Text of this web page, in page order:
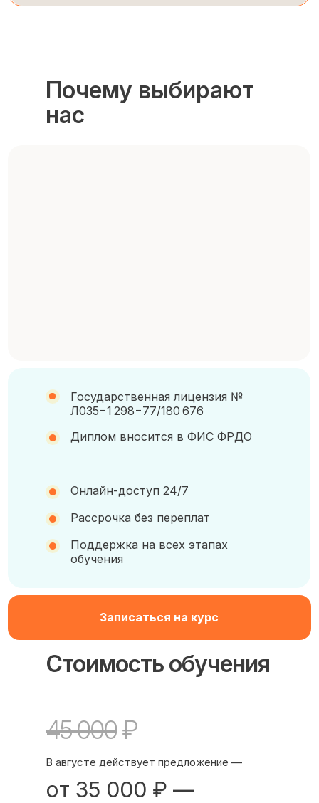
Почему выбирают
нас
Записаться на курс
Поддержка на всех этапах
обучения
Рассрочка без переплат
Онлайн-доступ 24/7
Диплом вносится в ФИС ФРДО
Государственная лицензия №
Л035−1 298−77/180 676
Стоимость обучения
45 000₽
В августе действует предложение —
от 35 000 ₽ —